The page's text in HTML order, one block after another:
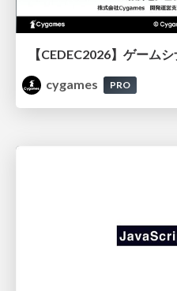
cygames
PRO